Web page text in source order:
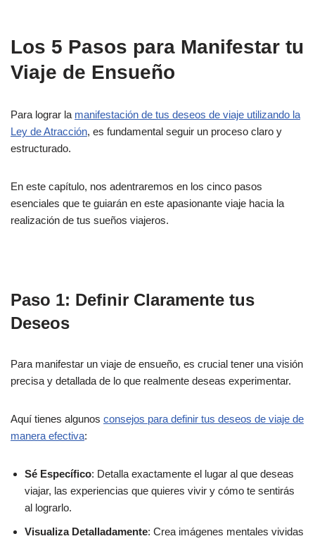
Los 5 Pasos para Manifestar tu
Viaje de Ensueño
Para lograr la manifestación de tus deseos de viaje utilizando la
Ley de Atracción, es fundamental seguir un proceso claro y
estructurado.
En este capítulo, nos adentraremos en los cinco pasos
esenciales que te guiarán en este apasionante viaje hacia la
realización de tus sueños viajeros.
Paso 1: Definir Claramente tus
Deseos
Para manifestar un viaje de ensueño, es crucial tener una visión
precisa y detallada de lo que realmente deseas experimentar.
Aquí tienes algunos consejos para definir tus deseos de viaje de
manera efectiva:
Sé Específico: Detalla exactamente el lugar al que deseas
viajar, las experiencias que quieres vivir y cómo te sentirás
al lograrlo.
Visualiza Detalladamente: Crea imágenes mentales vividas